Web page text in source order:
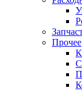
Прочее